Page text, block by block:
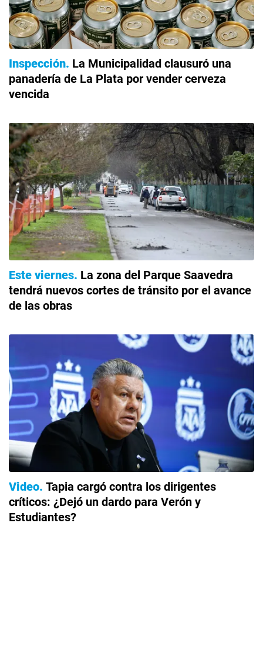
Inspección La Municipalidad clausuró una
panadería de La Plata por vender cerveza
vencida
Este viernes La zona del Parque Saavedra
tendrá nuevos cortes de tránsito por el avance
de las obras
Video Tapia cargó contra los dirigentes
críticos: ¿Dejó un dardo para Verón y
Estudiantes?